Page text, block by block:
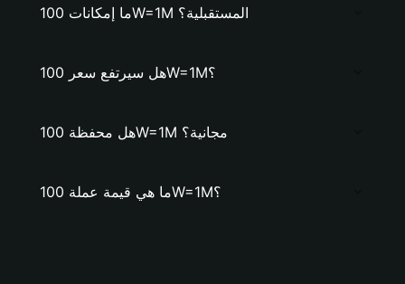
ما إمكانات 100W=1M المستقبلية؟
هل سيرتفع سعر 100W=1M؟
هل محفظة 100W=1M مجانية؟
ما هي قيمة عملة 100W=1M؟